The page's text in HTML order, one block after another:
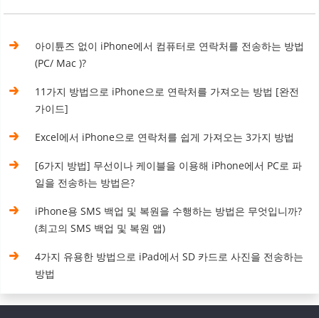
아이튠즈 없이 iPhone에서 컴퓨터로 연락처를 전송하는 방법
(PC/ Mac )?
11가지 방법으로 iPhone으로 연락처를 가져오는 방법 [완전
가이드]
Excel에서 iPhone으로 연락처를 쉽게 가져오는 3가지 방법
[6가지 방법] 무선이나 케이블을 이용해 iPhone에서 PC로 파
일을 전송하는 방법은?
iPhone용 SMS 백업 및 복원을 수행하는 방법은 무엇입니까?
(최고의 SMS 백업 및 복원 앱)
4가지 유용한 방법으로 iPad에서 SD 카드로 사진을 전송하는
방법